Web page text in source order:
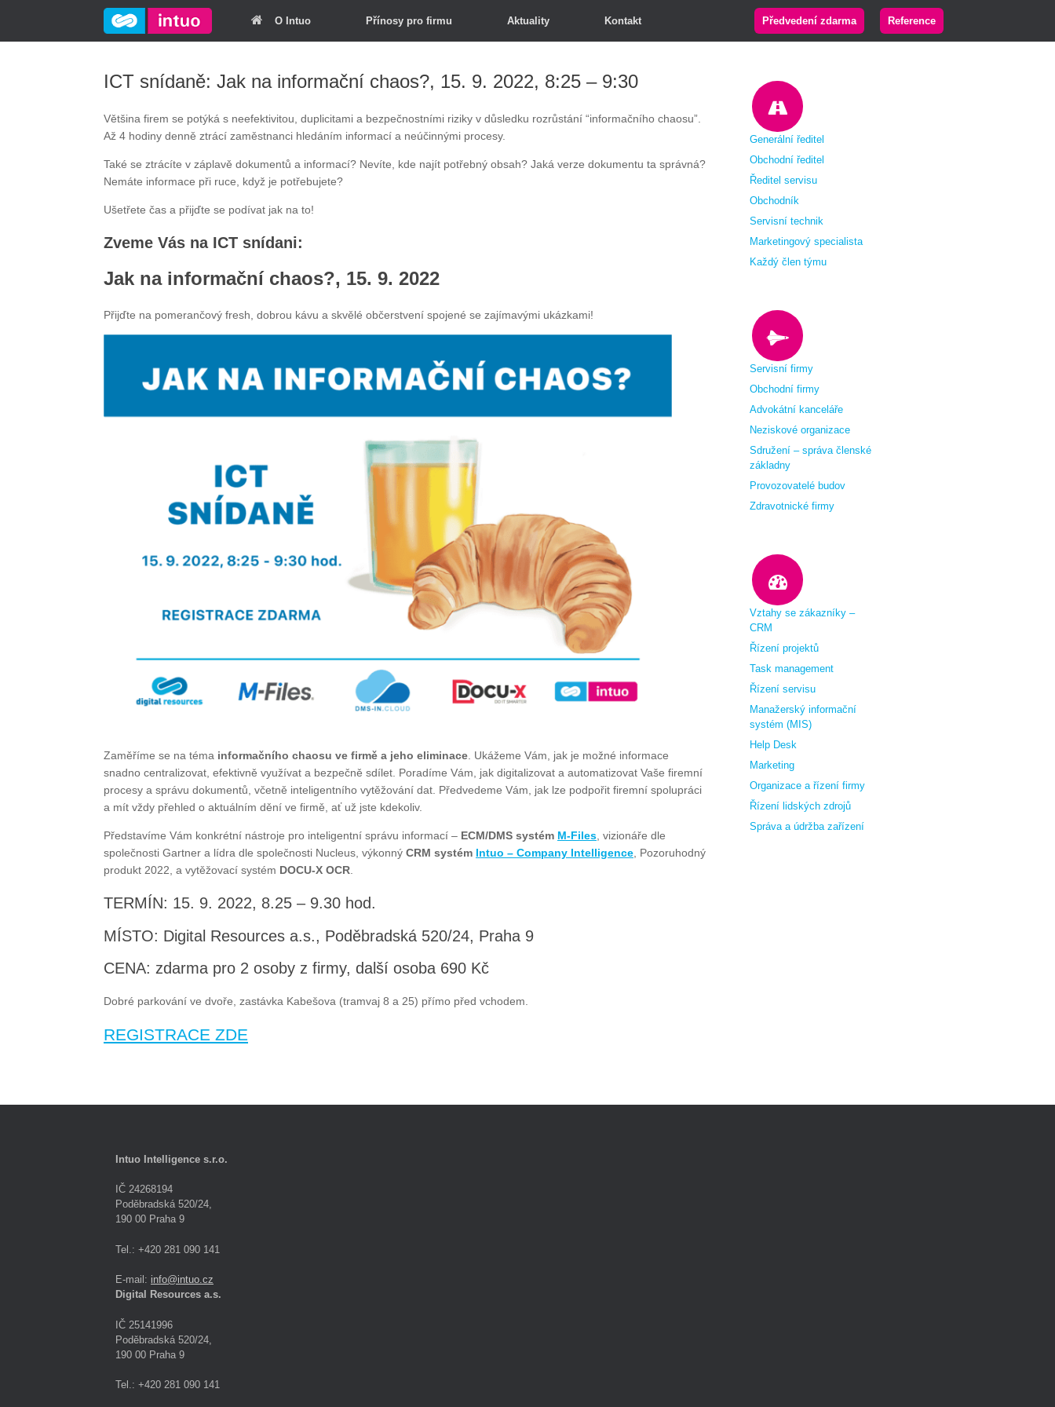
O Intuo Přínosy pro firmu Aktuality Kontakt Reference
Předvedení zdarma
ICT snídaně: Jak na informační chaos?, 15. 9. 2022, 8:25 – 9:30
Většina firem se potýká s neefektivitou, duplicitami a bezpečnostními riziky v důsledku rozrůstání “informačního chaosu”.
Až 4 hodiny denně ztrácí zaměstnanci hledáním informací a neúčinnými procesy.
Také se ztrácíte v záplavě dokumentů a informací? Nevíte, kde najít potřebný obsah? Jaká verze dokumentu ta správná?
Nemáte informace při ruce, když je potřebujete?
Ušetřete čas a přijďte se podívat jak na to!
Zveme Vás na ICT snídani:
Jak na informační chaos?, 15. 9. 2022
Přijďte na pomerančový fresh, dobrou kávu a skvělé občerstvení spojené se zajímavými ukázkami!
Zaměříme se na téma informačního chaosu ve firmě a jeho eliminace. Ukážeme Vám, jak je možné informace
snadno centralizovat, efektivně využívat a bezpečně sdílet. Poradíme Vám, jak digitalizovat a automatizovat Vaše firemní
procesy a správu dokumentů, včetně inteligentního vytěžování dat. Předvedeme Vám, jak lze podpořit firemní spolupráci
a mít vždy přehled o aktuálním dění ve firmě, ať už jste kdekoliv.
Představíme Vám konkrétní nástroje pro inteligentní správu informací – ECM/DMS systém M-Files, vizionáře dle
společnosti Gartner a lídra dle společnosti Nucleus, výkonný CRM systém Intuo – Company Intelligence, Pozoruhodný
produkt 2022, a vytěžovací systém DOCU-X OCR.
TERMÍN: 15. 9. 2022, 8.25 – 9.30 hod.
MÍSTO: Digital Resources a.s., Poděbradská 520/24, Praha 9
CENA: zdarma pro 2 osoby z firmy, další osoba 690 Kč
Dobré parkování ve dvoře, zastávka Kabešova (tramvaj 8 a 25) přímo před vchodem.
REGISTRACE ZDE
Generální ředitel
Obchodní ředitel
Ředitel servisu
Obchodník
Servisní technik
Marketingový specialista
Každý člen týmu
Servisní firmy
Obchodní firmy
Advokátní kanceláře
Neziskové organizace
Sdružení – správa členské
základny
Provozovatelé budov
Zdravotnické firmy
Vztahy se zákazníky –
CRM
Řízení projektů
Task management
Řízení servisu
Manažerský informační
systém (MIS)
Help Desk
Marketing
Organizace a řízení firmy
Řízení lidských zdrojů
Správa a údržba zařízení
Intuo Intelligence s.r.o.
IČ 24268194
Poděbradská 520/24,
190 00 Praha 9
Tel.: +420 281 090 141
E-mail: info@intuo.cz
Digital Resources a.s.
IČ 25141996
Poděbradská 520/24,
190 00 Praha 9
Tel.: +420 281 090 141